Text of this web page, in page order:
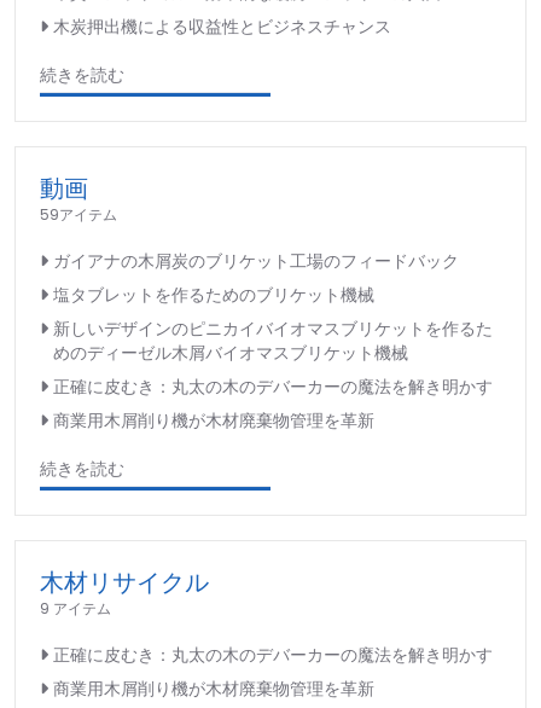
木炭押出機による収益性とビジネスチャンス
続きを読む
動画
59アイテム
ガイアナの木屑炭のブリケット工場のフィードバック
塩タブレットを作るためのブリケット機械
新しいデザインのピニカイバイオマスブリケットを作るた
めのディーゼル木屑バイオマスブリケット機械
正確に皮むき：丸太の木のデバーカーの魔法を解き明かす
商業用木屑削り機が木材廃棄物管理を革新
続きを読む
木材リサイクル
9 アイテム
正確に皮むき：丸太の木のデバーカーの魔法を解き明かす
商業用木屑削り機が木材廃棄物管理を革新